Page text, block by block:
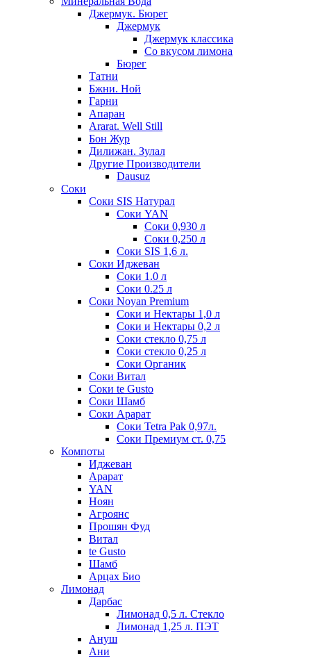
Джермук. Бюрег
Джермук
Джермук классика
Со вкусом лимона
Бюрег
Татни
Бжни. Ной
Гарни
Апаран
Ararat. Well Still
Бон Жур
Дилижан. Зулал
Другие Производители
Dausuz
Соки
Соки SIS Натурал
Соки YAN
Соки 0,930 л
Соки 0,250 л
Соки SIS 1,6 л.
Соки Иджеван
Соки 1.0 л
Соки 0.25 л
Соки Noyan Premium
Соки и Нектары 1,0 л
Соки и Нектары 0,2 л
Соки стекло 0,75 л
Соки стекло 0,25 л
Соки Органик
Соки Витал
Соки te Gusto
Соки Шамб
Соки Арарат
Соки Tetra Pak 0,97л.
Соки Премиум ст. 0,75
Компоты
Иджеван
Арарат
YAN
Ноян
Агроянс
Прошян Фуд
Витал
te Gusto
Шамб
Арцах Био
Лимонад
Дарбас
Лимонад 0,5 л. Стекло
Лимонад 1,25 л. ПЭТ
Ануш
Ани